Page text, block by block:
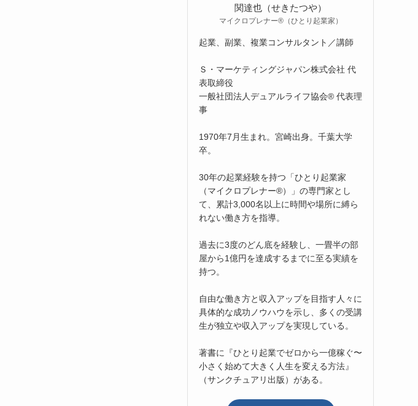
関達也（せきたつや）
マイクロプレナー®（ひとり起業家）
起業、副業、複業コンサルタント／講師
Ｓ・マーケティングジャパン株式会社 代
表取締役
一般社団法人デュアルライフ協会® 代表理
事
1970年7月生まれ。宮崎出身。千葉大学
卒。
30年の起業経験を持つ「ひとり起業家
（マイクロプレナー®）」の専門家とし
て、累計3,000名以上に時間や場所に縛ら
れない働き方を指導。
過去に3度のどん底を経験し、一畳半の部
屋から1億円を達成するまでに至る実績を
持つ。
自由な働き方と収入アップを目指す人々に
具体的な成功ノウハウを示し、多くの受講
生が独立や収入アップを実現している。
著書に『ひとり起業でゼロから一億稼ぐ〜
小さく始めて大きく人生を変える方法』
（サンクチュアリ出版）がある。